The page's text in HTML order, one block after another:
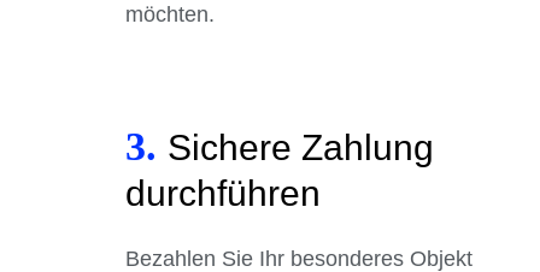
möchten.
3. Sichere Zahlung
durchführen
Bezahlen Sie Ihr besonderes Objekt